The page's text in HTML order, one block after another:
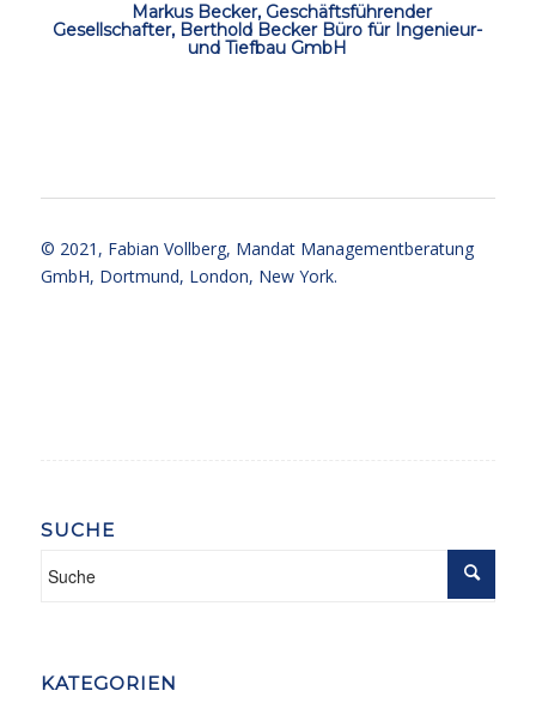
Markus Becker, Geschäftsführender
Gesellschafter, Berthold Becker Büro für Ingenieur-
und Tiefbau GmbH
© 2021, Fabian Vollberg, Mandat Managementberatung
GmbH, Dortmund, London, New York.
SUCHE
KATEGORIEN